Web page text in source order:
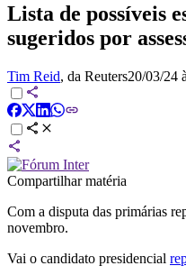
Lista de possíveis
sugeridos por
Tim Reid, da Reuters20/03/24
Compartilhar matéria
Com a disputa das primárias
novembro.
Vai o candidato presidencial